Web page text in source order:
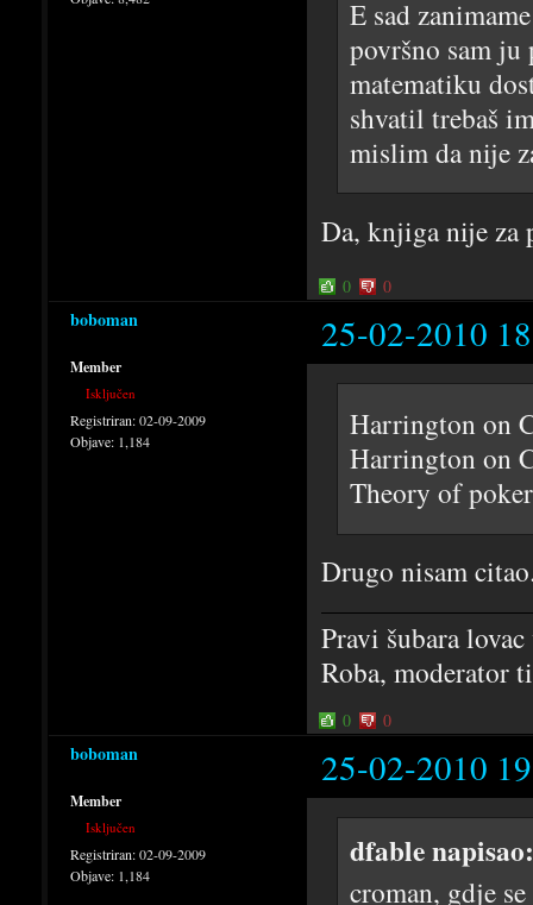
E sad
površno sam
matematiku
shvatil trebaš
mislim da nije
Da, knjiga nije za
0 0
boboman 25-02-2010
Member
Isključen
Registriran:02-09-2009
Objave: 1,184
Harrington on
Harrington on
Theory of poker
Drugo nisam
Pravi šubara
Roba, moderator
0 0
boboman 25-02-2010
Member
Isključen
Registriran:02-09-2009
Objave: 1,184
dfable napisao:
croman, gdje